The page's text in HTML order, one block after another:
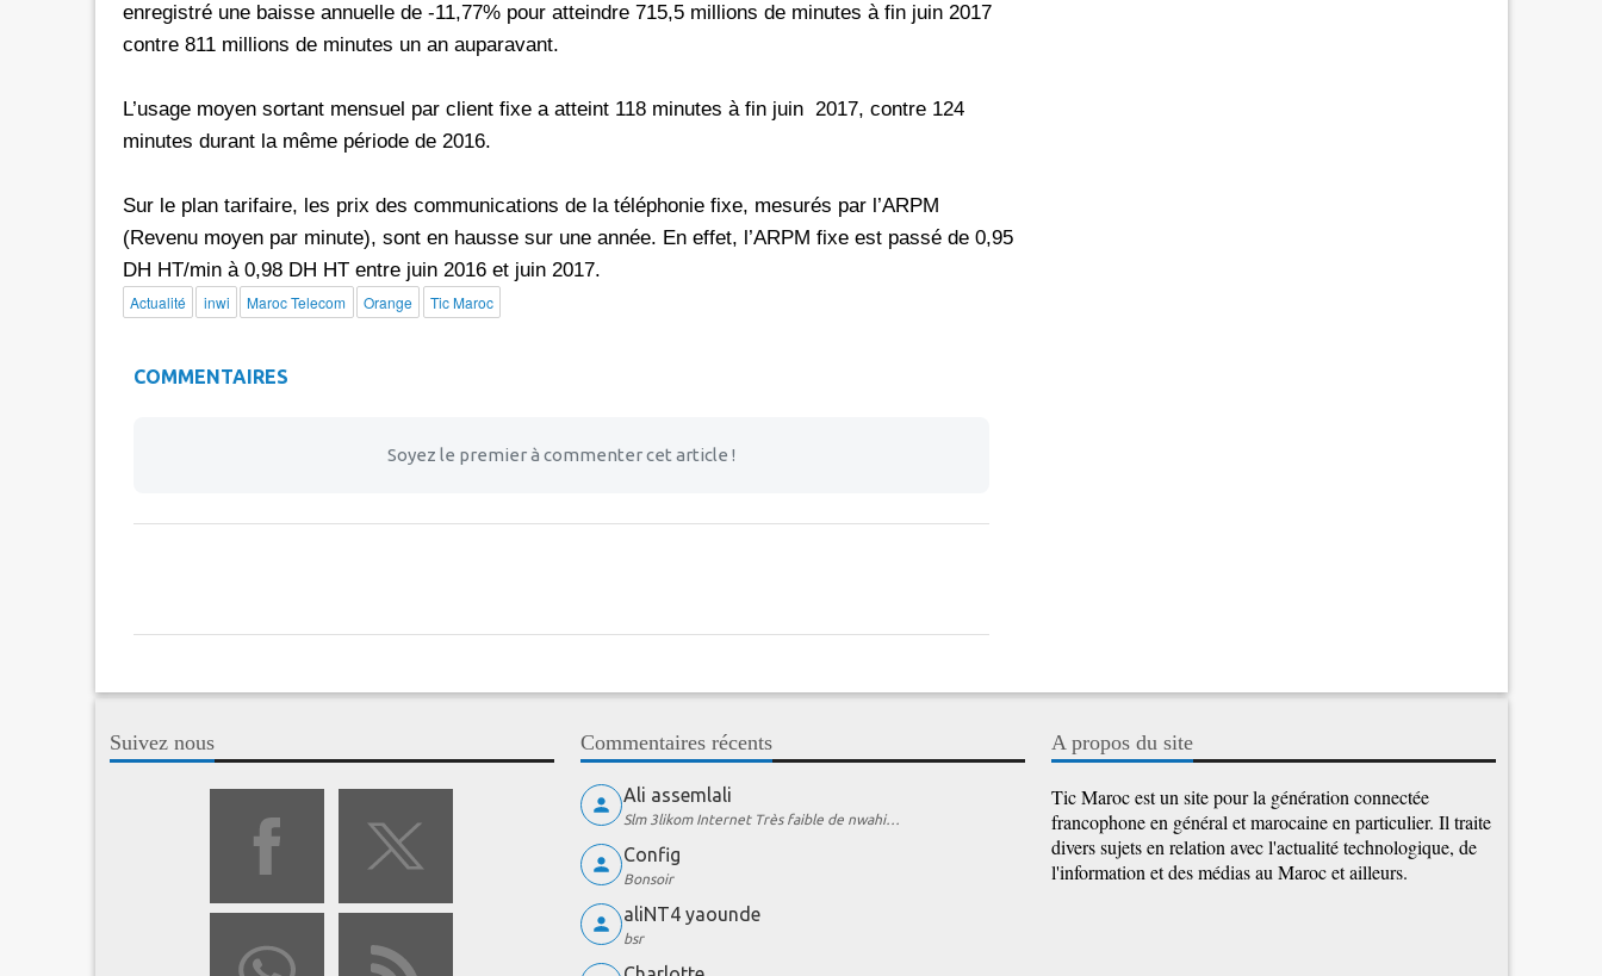
enregistré une baisse annuelle de -11,77% pour atteindre 715,5 millions de minutes à fin juin 2017
contre 811 millions de minutes un an auparavant.
L’usage moyen sortant mensuel par client fixe a atteint 118 minutes à fin juin 2017, contre 124
minutes durant la même période de 2016.
Sur le plan tarifaire, les prix des communications de la téléphonie fixe, mesurés par l’ARPM
(Revenu moyen par minute), sont en hausse sur une année. En effet, l’ARPM fixe est passé de 0,95
DH HT/min à 0,98 DH HT entre juin 2016 et juin 2017.
Actualité inwi Maroc Telecom Orange Tic Maroc
COMMENTAIRES
Soyez le premier à commenter cet article !
Suivez nous Commentaires récents
Ali assemlali
Slm 3likom Internet Très faible de nwahi…
Config
Bonsoir
aliNT4 yaounde
bsr
A propos du site
Tic Maroc est un site pour la génération connectée
francophone en général et marocaine en particulier. Il traite
divers sujets en relation avec l'actualité technologique, de
l'information et des médias au Maroc et ailleurs.